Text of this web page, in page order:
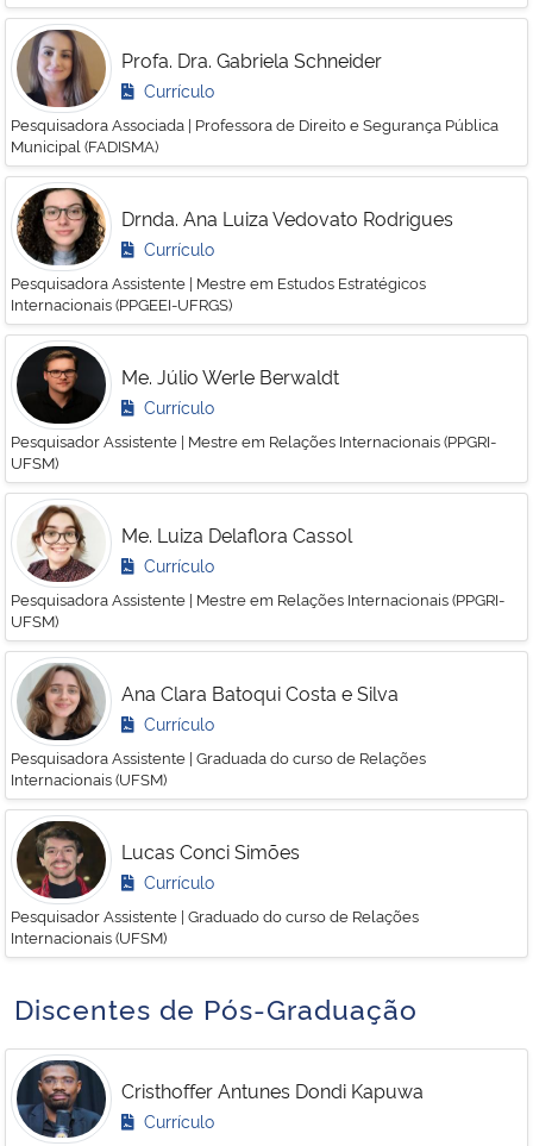
Profa. Dra. Gabriela Schneider
Currículo
Pesquisadora Associada | Professora de Direito e Segurança Pública
Municipal (FADISMA)
Drnda. Ana Luiza Vedovato Rodrigues
Currículo
Pesquisadora Assistente | Mestre em Estudos Estratégicos
Internacionais (PPGEEI-UFRGS)
Me. Júlio Werle Berwaldt
Currículo
Pesquisador Assistente | Mestre em Relações Internacionais (PPGRI-
UFSM)
Me. Luiza Delaflora Cassol
Currículo
Pesquisadora Assistente | Mestre em Relações Internacionais (PPGRI-
UFSM)
Ana Clara Batoqui Costa e Silva
Currículo
Pesquisadora Assistente | Graduada do curso de Relações
Internacionais (UFSM)
Lucas Conci Simões
Currículo
Pesquisador Assistente | Graduado do curso de Relações
Internacionais (UFSM)
Discentes de Pós-Graduação
Cristhoffer Antunes Dondi Kapuwa
Currículo